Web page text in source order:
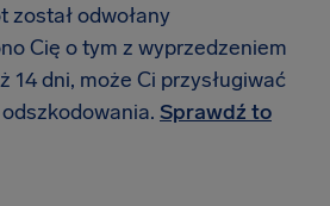
został odwołany
Cię o tym z wyprzedzeniem
14 dni, może Ci przysługiwać
Sprawdź to